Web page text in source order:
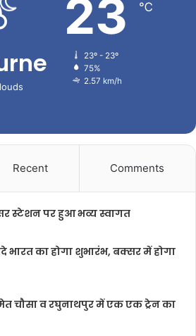
23 ℃
23º - 23º
75%
2.57 km/h
Recent Comments
स्टेशन पर हुआ भव्य स्वागत
का होगा शुभारंभ, बक्सर में होगा
चौसा व रघुनाथपुर में एक एक ट्रेन का